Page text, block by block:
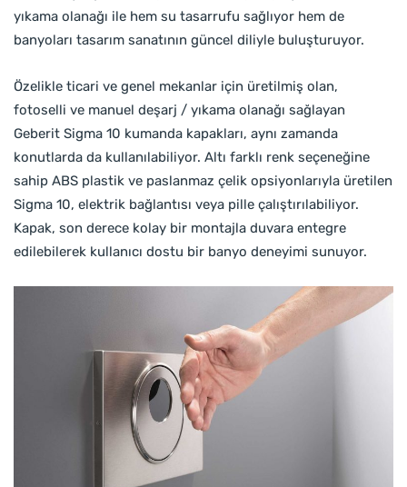
yıkama olanağı ile hem su tasarrufu sağlıyor hem de
banyoları tasarım sanatının güncel diliyle buluşturuyor.
Özelikle ticari ve genel mekanlar için üretilmiş olan,
fotoselli ve manuel deşarj / yıkama olanağı sağlayan
Geberit Sigma 10 kumanda kapakları, aynı zamanda
konutlarda da kullanılabiliyor. Altı farklı renk seçeneğine
sahip ABS plastik ve paslanmaz çelik opsiyonlarıyla üretilen
Sigma 10, elektrik bağlantısı veya pille çalıştırılabiliyor.
Kapak, son derece kolay bir montajla duvara entegre
edilebilerek kullanıcı dostu bir banyo deneyimi sunuyor.